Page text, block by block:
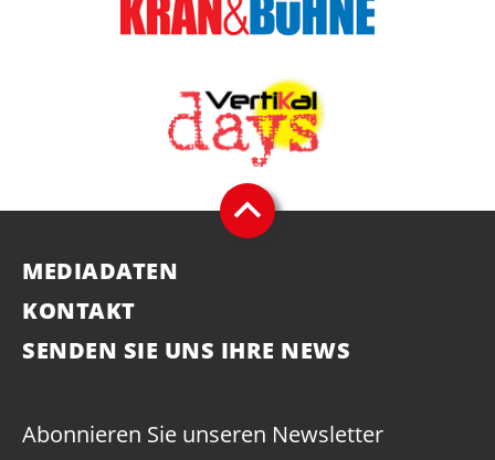
MEDIADATEN
KONTAKT
SENDEN SIE UNS IHRE NEWS
Abonnieren Sie unseren Newsletter